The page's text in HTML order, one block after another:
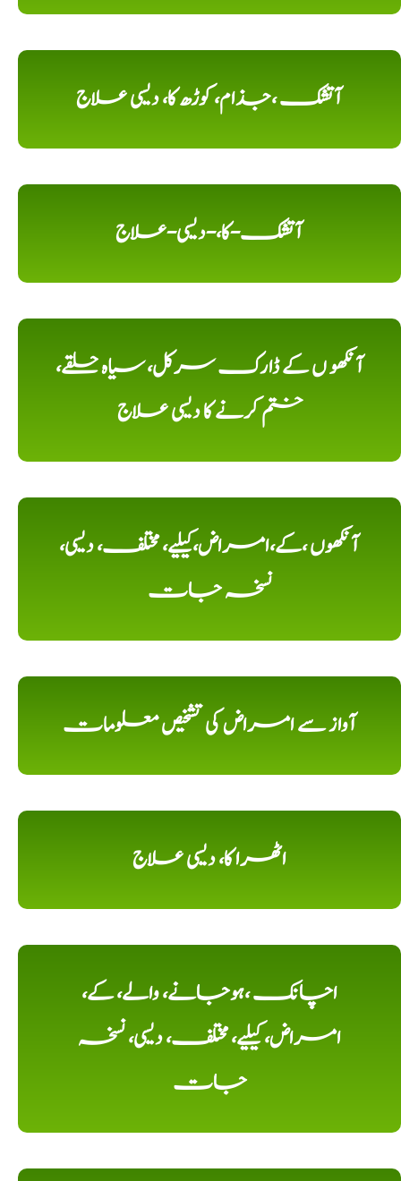
آتشک ،جذام، کوڑھ کا، دیسی علاج
آتشک-کا،-دیسی-علاج
آنکھو ں کے ڈارک سرکل، سیاہ حلقے،
ختم کرنے کا دیسی علاج
آنکھوں ،کے،امراض،کیلیے، مختلف، دیسی،
نسخہ جات
آواز سے امراض کی تشخیص معلومات
اٹھرا کا، دیسی علاج
اچانک ،ہوجانے، والے، کے،
امراض، کیلیے، مختلف، دیسی، نسخہ
جات